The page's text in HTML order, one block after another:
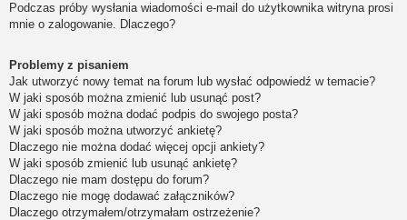
Podczas próby wysłania wiadomości e-mail do użytkownika witryna prosi
mnie o zalogowanie. Dlaczego?
Problemy z pisaniem
Jak utworzyć nowy temat na forum lub wysłać odpowiedź w temacie?
W jaki sposób można zmienić lub usunąć post?
W jaki sposób można dodać podpis do swojego posta?
W jaki sposób można utworzyć ankietę?
Dlaczego nie można dodać więcej opcji ankiety?
W jaki sposób zmienić lub usunąć ankietę?
Dlaczego nie mam dostępu do forum?
Dlaczego nie mogę dodawać załączników?
Dlaczego otrzymałem/otrzymałam ostrzeżenie?